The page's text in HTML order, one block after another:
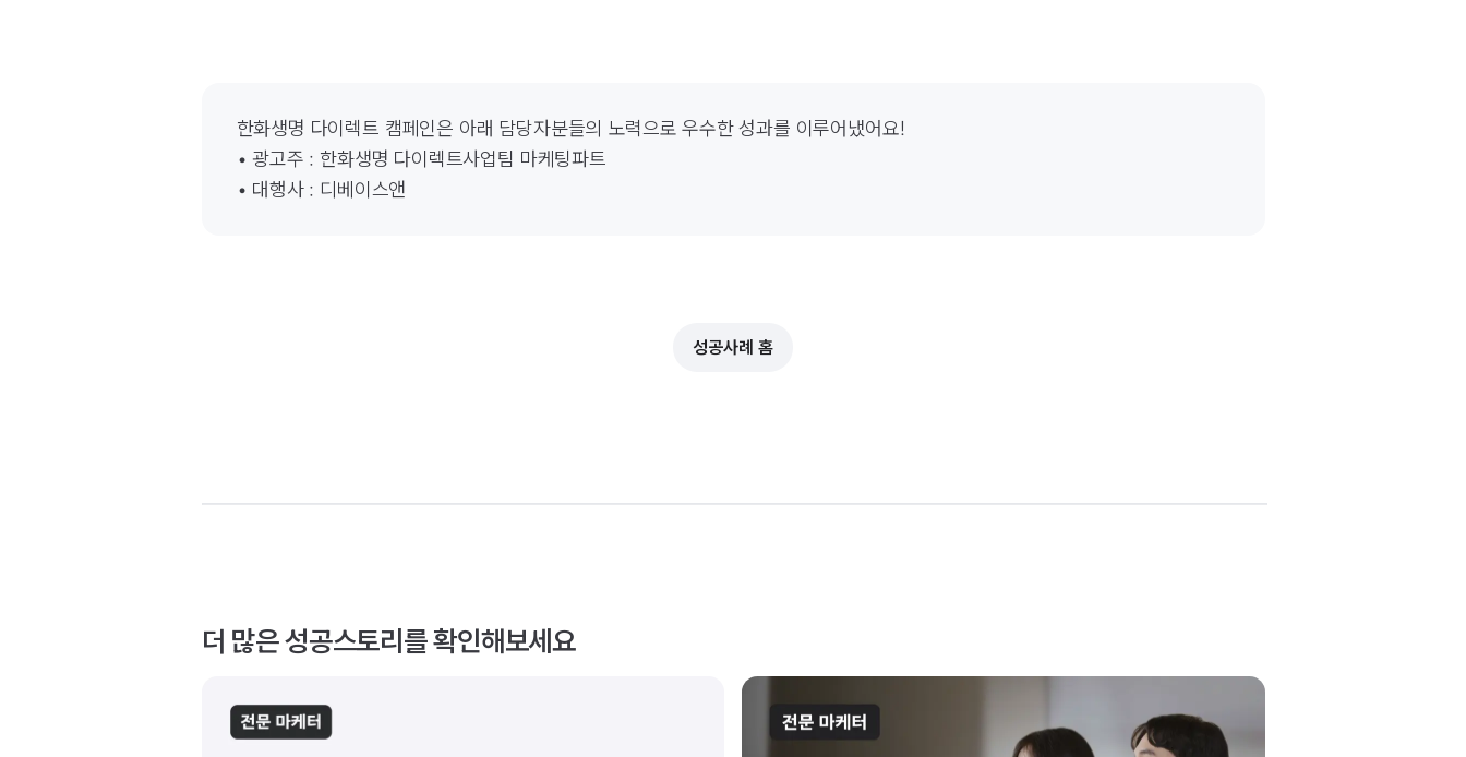
한화생명 다이렉트 캠페인은 아래 담당자분들의 노력으로 우수한 성과를 이루어냈어요!
• 광고주 : 한화생명 다이렉트사업팀 마케팅파트
• 대행사 : 디베이스앤
성공사례 홈
더 많은 성공스토리를 확인해보세요